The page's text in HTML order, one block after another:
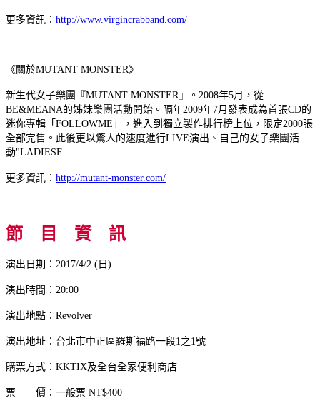
更多資訊： http://www.virgincrabband.com/
《關於MUTANT MONSTER》
新生代女子樂團『MUTANT MONSTER』。2008年5月，從
BE&MEANA的姊妹樂團活動開始。隔年2009年7月發表成為首張CD的
迷你專輯「FOLLOWME」，進入到獨立製作排行榜上位，限定2000張
全部完售。此後更以驚人的速度進行LIVE演出、自己的女子樂團活
動"LADIESF
更多資訊： http://mutant-monster.com/
節 目 資 訊
演出日期：2017/4/2 (日)
演出時間：20:00
演出地點：Revolver
演出地址：台北市中正區羅斯福路一段1之1號
購票方式：KKTIX及全台全家便利商店
票 價：一般票 NT$400